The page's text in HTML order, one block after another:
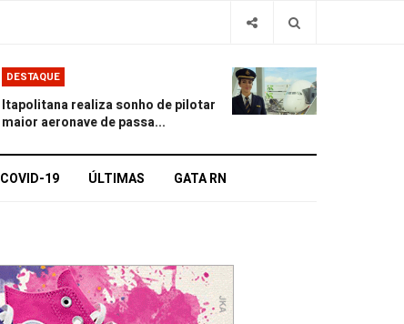
DESTAQUE
Itapolitana realiza sonho de pilotar
maior aeronave de passa...
COVID-19 ÚLTIMAS GATA RN